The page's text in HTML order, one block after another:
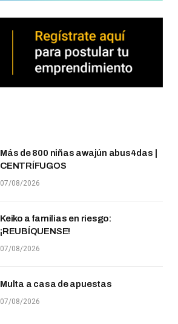
Más de 800 niñas awajún abus4das |
CENTRÍFUGOS
07/08/2026
Keiko a familias en riesgo:
¡REUBÍQUENSE!
07/08/2026
Multa a casa de apuestas
07/08/2026